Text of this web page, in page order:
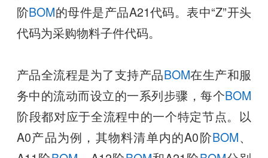
阶BOM的母件是产品A21代码。表中“Z”开头
代码为采购物料子件代码。
产品全流程是为了支持产品BOM在生产和服
务中的流动而设立的一系列步骤，每个BOM
阶段都对应于全流程中的一个特定节点。以
A0产品为例，其物料清单内的A0阶BOM、